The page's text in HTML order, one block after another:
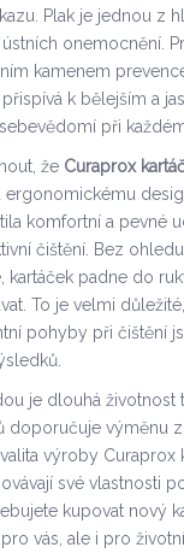
Plak je jednou z
onemocnění.
kamenem
k bělejším a
při
že Curaprox
ergonomickému
komfortní a pevné
čištění. Bez
kartáček padne do
To je velmi
pohyby při čištění
je dlouhá životnost
doporučuje výměnu
výroby Curaprox
své vlastnosti
kupovat nový
vás, ale i pro